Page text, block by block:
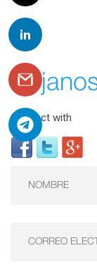
Connect with